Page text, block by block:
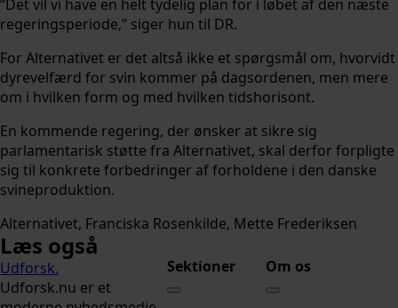
“Det vil vi have en helt tydelig plan for i løbet af den næste
regeringsperiode,” siger hun til DR.
For Alternativet er det altså ikke et spørgsmål om, hvorvidt
dyrevelfærd for svin kommer på dagsordenen, men mere
om i hvilken form og med hvilken tidshorisont.
En kommende regering, der ønsker at sikre sig
parlamentarisk støtte fra Alternativet, skal derfor forpligte
sig til konkrete forbedringer af forholdene i den danske
svineproduktion.
Alternativet Franciska Rosenkilde Mette Frederiksen
Læs også
Udforsk.
Udforsk.nu er et
Sektioner Om os